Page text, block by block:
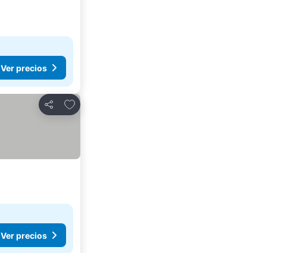
Ver precios
Compartir
Agregar a favoritos
Ver precios